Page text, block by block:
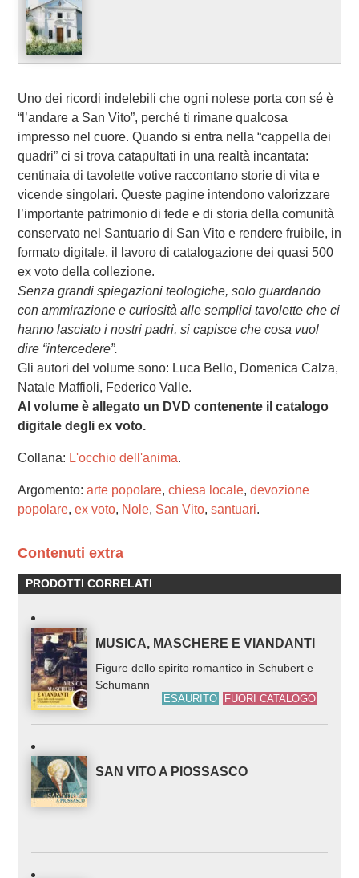
Uno dei ricordi indelebili che ogni nolese porta con sé è
“l’andare a San Vito”, perché ti rimane qualcosa
impresso nel cuore. Quando si entra nella “cappella dei
quadri” ci si trova catapultati in una realtà incantata:
centinaia di tavolette votive raccontano storie di vita e
vicende singolari. Queste pagine intendono valorizzare
l’importante patrimonio di fede e di storia della comunità
conservato nel Santuario di San Vito e rendere fruibile, in
formato digitale, il lavoro di catalogazione dei quasi 500
ex voto della collezione.
Senza grandi spiegazioni teologiche, solo guardando
con ammirazione e curiosità alle semplici tavolette che ci
hanno lasciato i nostri padri, si capisce che cosa vuol
dire “intercedere”.
Gli autori del volume sono: Luca Bello, Domenica Calza,
Natale Maffioli, Federico Valle.
Al volume è allegato un DVD contenente il catalogo
digitale degli ex voto.
Collana: L'occhio dell'anima.
Argomento: arte popolare, chiesa locale, devozione
popolare, ex voto, Nole, San Vito, santuari.
Contenuti extra
PRODOTTI CORRELATI
MUSICA, MASCHERE E VIANDANTI
Figure dello spirito romantico in Schubert e
Schumann
ESAURITO FUORI CATALOGO
SAN VITO A PIOSSASCO